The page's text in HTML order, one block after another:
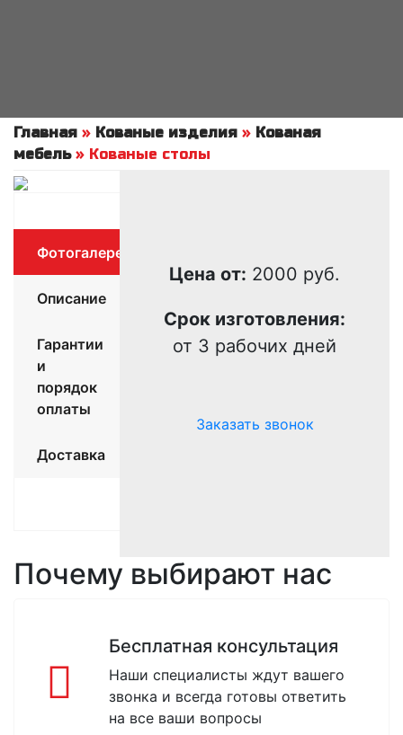
Главная » Кованые изделия » Кованая
мебель» Кованые столы
Цена от: 2000 руб.
Срок изготовления:
от 3 рабочих дней
Заказать звонок
Фотогалерея
Описание
Гарантии
и
порядок
оплаты
Доставка
Почему выбирают нас
Бесплатная консультация
Наши специалисты ждут вашего
звонка и всегда готовы ответить
на все ваши вопросы